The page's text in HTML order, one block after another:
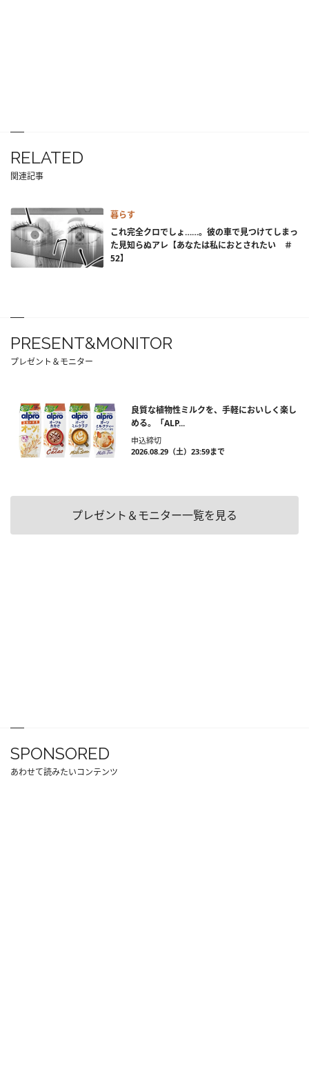
RELATED
関連記事
暮らす
これ完全クロでしょ……。彼の車で見つけてしまっ
た見知らぬアレ【あなたは私におとされたい ＃
52】
PRESENT&MONITOR
プレゼント＆モニター
良質な植物性ミルクを、手軽においしく楽し
める。「ALP...
申込締切
2026.08.29（土）23:59まで
プレゼント＆モニター一覧を見る
SPONSORED
あわせて読みたいコンテンツ